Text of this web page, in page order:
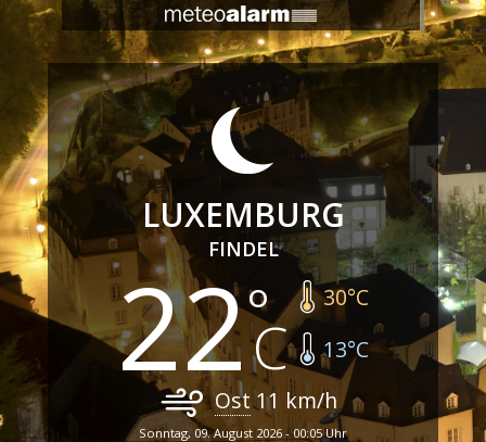
LUXEMBURG
FINDEL
22 30°C
13°C
Ost11 km/h
Sonntag, 09. August 2026 - 00:05 Uhr